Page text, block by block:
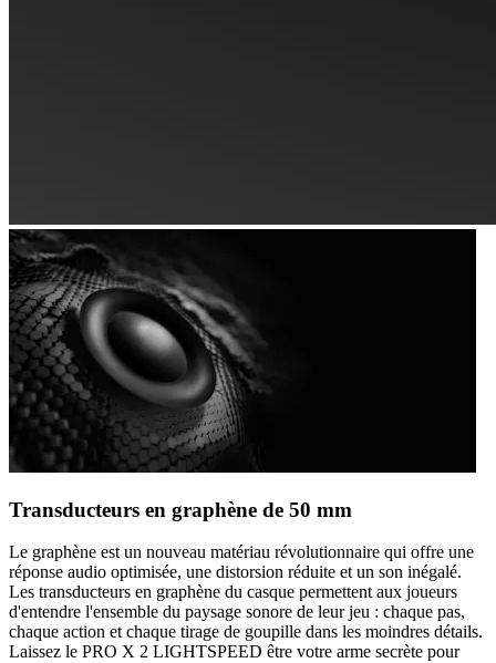
Transducteurs en graphène de 50 mm
Le graphène est un nouveau matériau révolutionnaire qui offre une
réponse audio optimisée, une distorsion réduite et un son inégalé.
Les transducteurs en graphène du casque permettent aux joueurs
d'entendre l'ensemble du paysage sonore de leur jeu : chaque pas,
chaque action et chaque tirage de goupille dans les moindres détails.
Laissez le PRO X 2 LIGHTSPEED être votre arme secrète pour